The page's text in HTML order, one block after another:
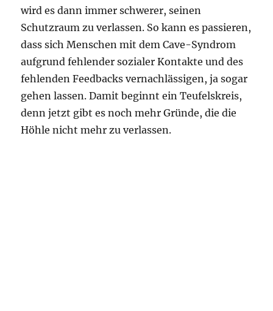
wird es dann immer schwerer, seinen
Schutzraum zu verlassen. So kann es passieren,
dass sich Menschen mit dem Cave-Syndrom
aufgrund fehlender sozialer Kontakte und des
fehlenden Feedbacks vernachlässigen, ja sogar
gehen lassen. Damit beginnt ein Teufelskreis,
denn jetzt gibt es noch mehr Gründe, die die
Höhle nicht mehr zu verlassen.